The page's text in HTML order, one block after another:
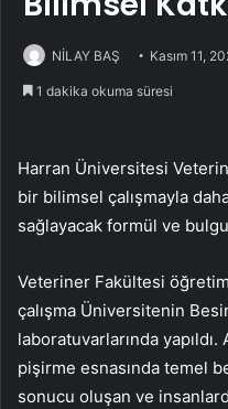
NİLAY BAŞ Kasım 11,
1 dakika okuma süresi
Harran Üniversitesi
bir bilimsel çalışmayla
sağlayacak formül ve
Veteriner Fakültesi
çalışma Üniversitenin
laboratuvarlarında
pişirme esnasında temel
sonucu oluşan ve